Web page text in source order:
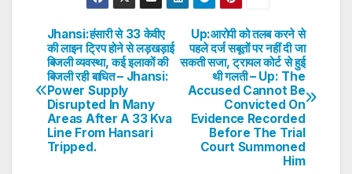
s
A
p
p
c
e
b
o
o
k
itt
er
k
e
dI
n
er
e
st
ar
e
Post
navigation
Up:आरोपी को तलब करने से
पहले दर्ज सबूतों पर नहीं दी जा
सकती सजा, ट्रायल कोर्ट से हुई
थी गलती – Up: The
Accused Cannot Be
Convicted On
Evidence Recorded
Before The Trial
Court Summoned
Him
Jhansi:हंसारी से 33 केवीए
की लाइन ट्रिप होने से लड़खड़ाई
बिजली व्यवस्था, कई इलाकों की
बिजली रही बाधित – Jhansi:
Power Supply
Disrupted In Many
Areas After A 33 Kva
Line From Hansari
Tripped.